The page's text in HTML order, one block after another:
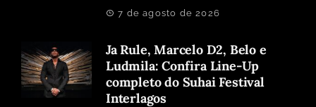
7 de agosto de 2026
Ja Rule, Marcelo D2, Belo e
Ludmila: Confira Line-Up
completo do Suhai Festival
Interlagos